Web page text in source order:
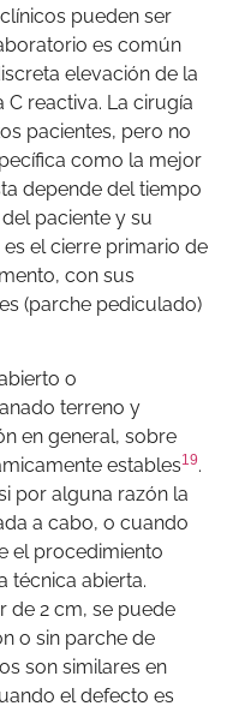
pueden ser
es común
elevación de la
reactiva. La cirugía
pacientes, pero no
como la mejor
depende del tiempo
paciente y su
el cierre primario de
con sus
(parche pediculado)
o
terreno y
en general, sobre
estables19.
por alguna razón la
a cabo, o cuando
el procedimiento
técnica abierta.
de 2 cm, se puede
o sin parche de
son similares en
el defecto es